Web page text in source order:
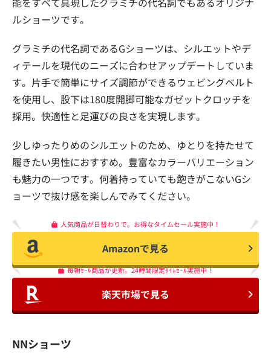
ルショーツです。
グラミチの代名詞であるGショーツは、シルエットやデ
ィテールを現代のニーズに合わせアップデートしていま
す。片手で簡単にサイズ調節ができるウェビングベルト
を使用し、股下は180度開脚可能なガゼットクロッチを
採用。快適性と足運びの良さを実現します。
少しゆったりめのシルエットのため、ゆとりを持たせて
履きたい男性におすすめ。豊富なカラーバリエーション
も魅力の一つです。何着持っていても飽きがこないGシ
ョーツで抜け感を楽しんでみてください。
人気商品が日替わりで。お得なタイムセール実施中！
Amazonで見る
毎朝ｾｰﾙ商品が更新。24時間限定ﾀｲﾑｾｰﾙ実施中！
楽天市場で見る
NNショーツ